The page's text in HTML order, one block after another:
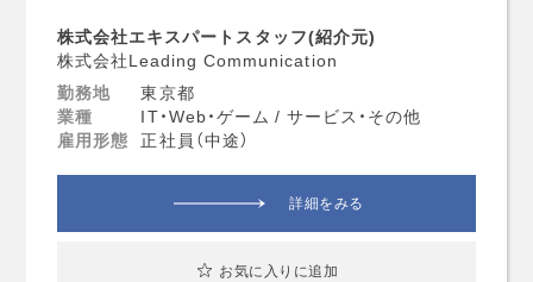
株式会社エキスパートスタッフ(紹介元)
株式会社Leading Communication
勤務地
東京都
業種
IT・Web・ゲーム / サービス・その他
雇用形態 正社員（中途）
詳細をみる
お気に入りに追加